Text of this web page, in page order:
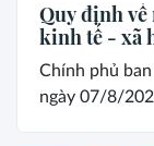
Quy định về
kinh tế - xã
Chính phủ
ngày 07/8/